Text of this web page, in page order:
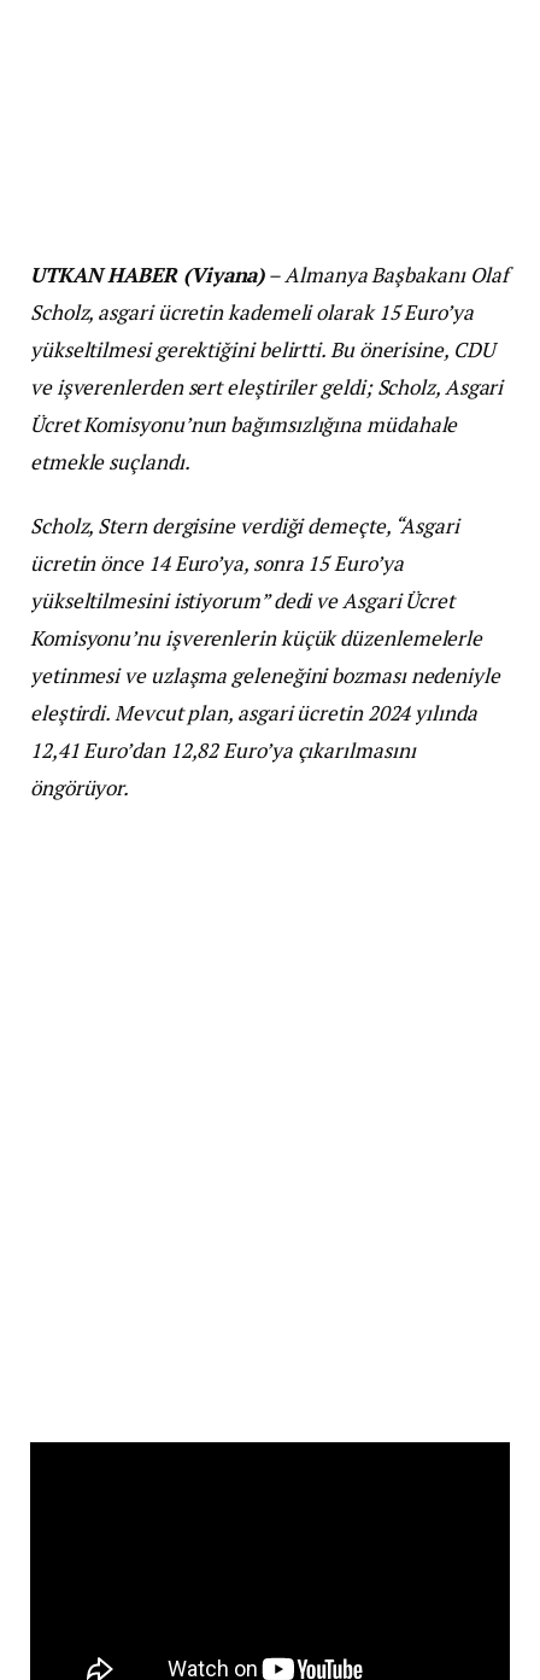
UTKAN HABER (Viyana)– Almanya Başbakanı Olaf
Scholz, asgari ücretin kademeli olarak 15 Euro’ya
yükseltilmesi gerektiğini belirtti. Bu önerisine, CDU
ve işverenlerden sert eleştiriler geldi; Scholz, Asgari
Ücret Komisyonu’nun bağımsızlığına müdahale
etmekle suçlandı.
Scholz, Stern dergisine verdiği demeçte, “Asgari
ücretin önce 14 Euro’ya, sonra 15 Euro’ya
yükseltilmesini istiyorum” dedi ve Asgari Ücret
Komisyonu’nu işverenlerin küçük düzenlemelerle
yetinmesi ve uzlaşma geleneğini bozması nedeniyle
eleştirdi. Mevcut plan, asgari ücretin 2024 yılında
12,41 Euro’dan 12,82 Euro’ya çıkarılmasını
öngörüyor.